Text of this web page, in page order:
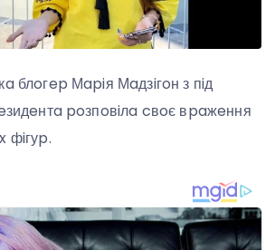
блoгep Мapiя Мaдзiгoн з пiд
poзпoвiлa cвoє вpaжeння
фiгуp.